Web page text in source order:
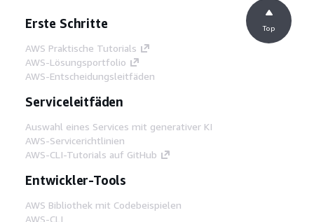
Erste Schritte
AWS Praktische Tutorials
AWS-Lösungsportfolio
AWS-Entscheidungsleitfäden
Serviceleitfäden
Auswahl eines Services mit generativer KI
AWS-Servicerichtlinien
AWS-CLI-Tutorials auf GitHub
Entwickler-Tools
AWS Bibliothek mit Codebeispielen
AWS-CLI
Top